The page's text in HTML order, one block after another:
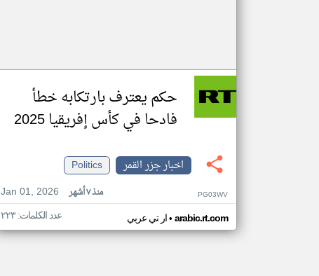
حكم يعترف بارتكابه خطأ
فادحا في كأس إفريقيا 2025
اخبار جزر القمر
Politics
Jan 01, 2026
منذ ٧ أشهر PG03WV
ار تي عربي• arabic.rt.com عدد الكلمات: ٢٢٣